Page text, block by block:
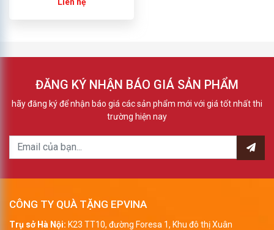
ĐĂNG KÝ NHẬN BÁO GIÁ SẢN PHẨM
hãy đăng ký để nhận báo giá các sản phẩm mới với giá tốt nhất thi
trường hiện nay
CÔNG TY QUÀ TẶNG EPVINA
Trụ sở Hà Nội: K23 TT10, đường Foresa 1, Khu đô thị Xuân